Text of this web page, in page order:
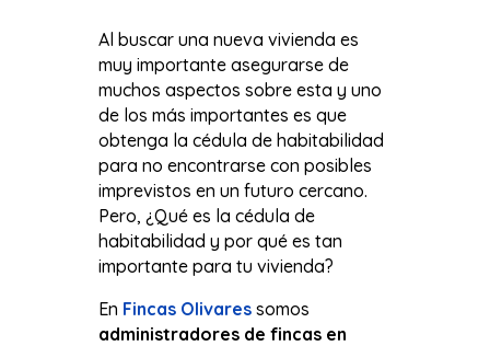
Al buscar una nueva vivienda es
muy importante asegurarse de
muchos aspectos sobre esta y uno
de los más importantes es que
obtenga la cédula de habitabilidad
para no encontrarse con posibles
imprevistos en un futuro cercano.
Pero, ¿Qué es la cédula de
habitabilidad y por qué es tan
importante para tu vivienda?
En Fincas Olivaressomos
administradores de fincas en